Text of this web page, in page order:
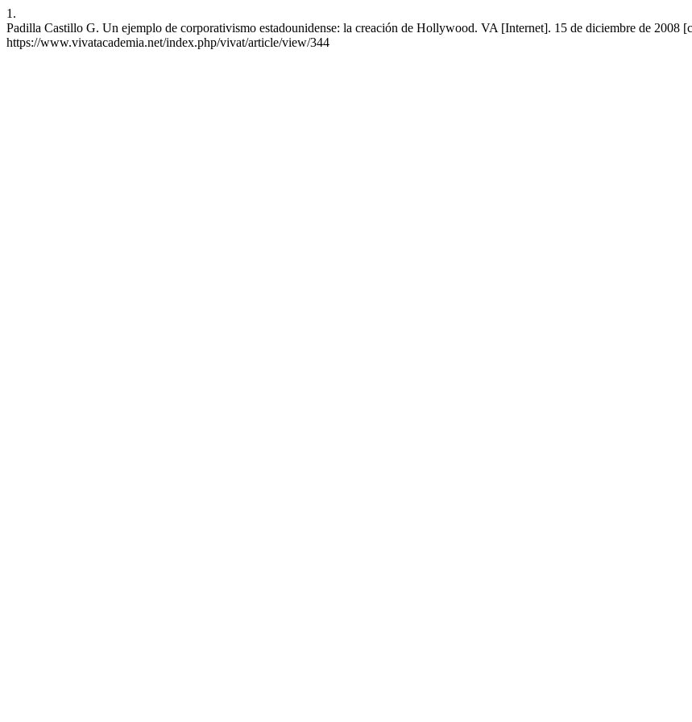
1.
Padilla Castillo G. Un ejemplo de corporativismo estadounidense: la creación de Hollywood. VA [Internet]. 15 de diciembre de 2008
https://www.vivatacademia.net/index.php/vivat/article/view/344